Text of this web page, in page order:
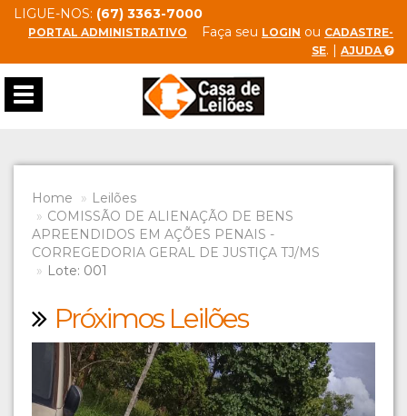
LIGUE-NOS: (67) 3363-7000
PORTAL ADMINISTRATIVO Faça seu LOGIN ou CADASTRE-
SE. | AJUDA
Toggle
navigation
Home
Leilões
COMISSÃO DE ALIENAÇÃO DE BENS
APREENDIDOS EM AÇÕES PENAIS -
CORREGEDORIA GERAL DE JUSTIÇA TJ/MS
Lote: 001
Próximos Leilões
Previous